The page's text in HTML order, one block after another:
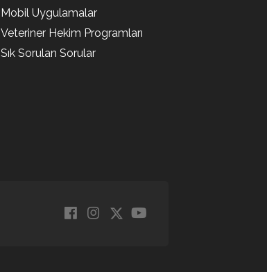
Mobil Uygulamalar
Veteriner Hekim Programları
Sık Sorulan Sorular